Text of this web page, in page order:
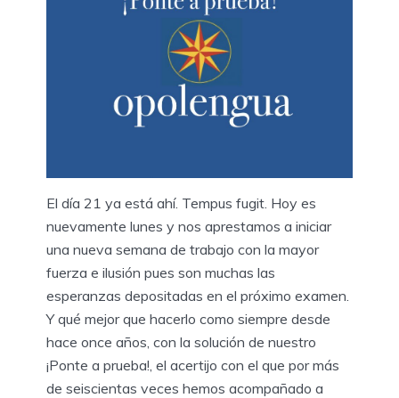
El día 21 ya está ahí. Tempus fugit. Hoy es
nuevamente lunes y nos aprestamos a iniciar
una nueva semana de trabajo con la mayor
fuerza e ilusión pues son muchas las
esperanzas depositadas en el próximo examen.
Y qué mejor que hacerlo como siempre desde
hace once años, con la solución de nuestro
¡Ponte a prueba!, el acertijo con el que por más
de seiscientas veces hemos acompañado a